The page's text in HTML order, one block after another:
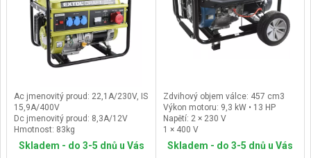
Ac jmenovitý proud: 22,1A/230V, IS
15,9A/400V
Dc jmenovitý proud: 8,3A/12V
Hmotnost: 83kg
Max. odběr z 230v zásuvky:
<1,8kW
Skladem - do 3-5 dnů u Vás
Zdvihový objem válce: 457 cm3
Výkon motoru: 9,3 kW • 13 HP
Napětí: 2 × 230 V
1 × 400 V
Skladem - do 3-5 dnů u Vás